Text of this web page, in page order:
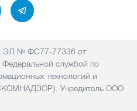
ЭЛ № ФС77-77336 от
Федеральной службой по
технологий и
Учредитель ООО